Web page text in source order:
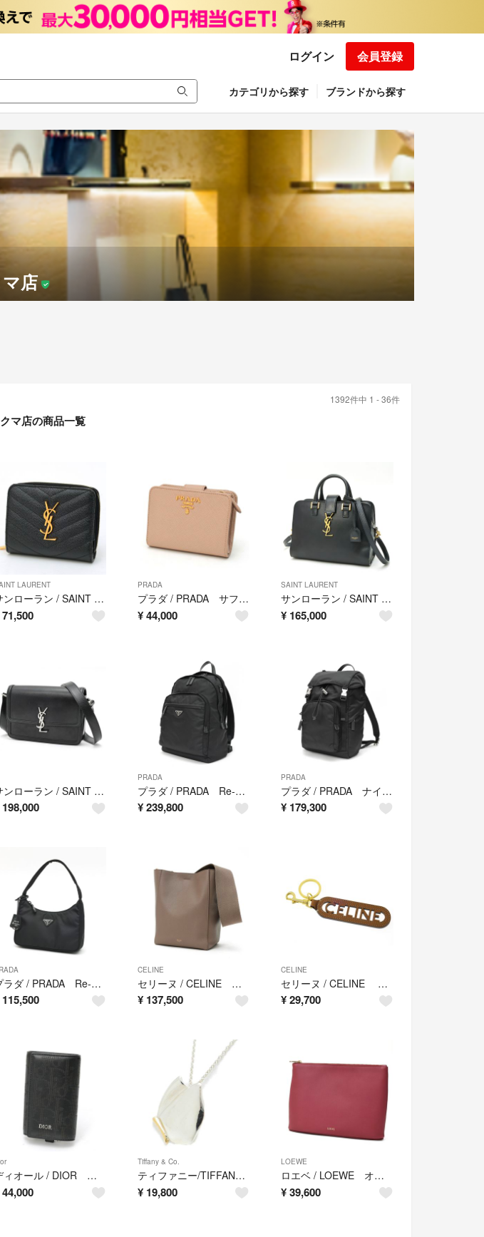
ログイン 会員登録
カテゴリから探す ブランドから探す
店
1392件中 1 - 36件
マ店の商品一覧
LAURENT
サンローラン / SAINT LAURENT カサンドラ マトラッセ コンパクト ジップアラウンド ウォレット 668288/403723 グレイン ド プードル エンボスレザー ブラック 【中古美品】
71,500
PRADA
プラダ / PRADA サフィアーノ コンパクト ウォレット / 二つ折り財布 1ML018 レザー チプリア(ピンクベージュ系) 【中古】
¥ 44,000
SAINT LAURENT
サンローラン / SAINT LAURENT ベイビー カバス / 2WAYショルダーバッグ 472466 レザー ブラック 【中古】
¥ 165,000
サンローラン / SAINT LAURENT ソルフェリーノ ショルダーバッグ 711039 レザー ブラック 【中古】
198,000
PRADA
プラダ / PRADA Re-Nylon x サフィアーノレザー バックパック / リュックサック 2VZ048 ナイロン ブラック 【中古】
¥ 239,800
PRADA
プラダ / PRADA ナイロン x サフィアーノレザー バックパック サイドロゴ 2VZ135 ナイロン ブラック 【中古】
¥ 179,300
プラダ / PRADA Re-Edition 2000 Re-Nylon ミニ バッグ / ショルダーバッグ 1NE515 ナイロン ブラック 【中古】
115,500
CELINE
セリーヌ / CELINE サングル バケット スモール / ショルダーバッグ 189303AH4.18TP グレインドカーフスキン トープ(グレージュ系) 【中古】
¥ 137,500
CELINE
セリーヌ / CELINE CELINE パンチング キーリング チャーム / キーホルダー 49I73 スムースカーフスキン タン(ブラウン系) 【中古】
¥29,700
ディオール / DIOR キーケース オブリーク ギャラクシー レザー ブラック 【中古美品】
44,000
Tiffany & Co.
ティファニー/TIFFANY & Co. バタフライ ネックレス Sv.925/K18YG 40.8㎝ エルサペレッティ【中古】
¥ 19,800
LOEWE
ロエベ / LOEWE オブロング ポーチ / クラッチバッグ Q730C63X01 レザー ボルドー系 【中古美品】 新入荷
¥39,600